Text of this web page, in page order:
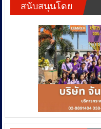
สนับสนุนโดย